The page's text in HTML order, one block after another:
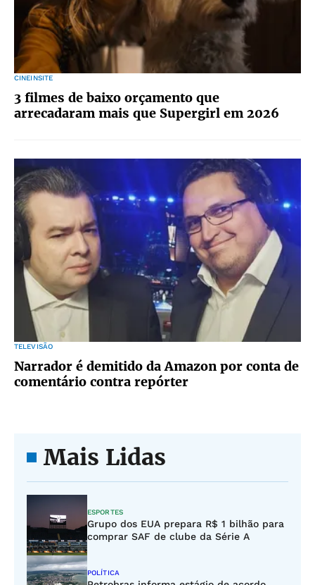
CINEINSITE
3 filmes de baixo orçamento que
arrecadaram mais que Supergirl em 2026
TELEVISÃO
Narrador é demitido da Amazon por conta de
comentário contra repórter
Mais Lidas
ESPORTES
Grupo dos EUA prepara R$ 1 bilhão para
comprar SAF de clube da Série A
POLÍTICA